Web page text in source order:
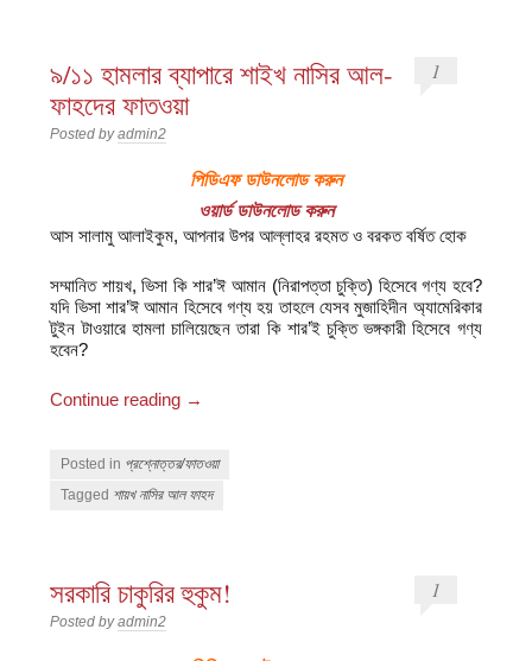
৯/১১ হামলার ব্যাপারে শাইখ নাসির আল-
ফাহদের ফাতওয়া
Posted byadmin2
1
পিডিএফ ডাউনলোড করুন
ওয়ার্ড ডাউনলোড করুন
আস সালামু আলাইকুম, আপনার উপর আল্লাহর রহমত ও বরকত বর্ষিত হোক
সম্মানিত শায়খ, ভিসা কি শার’ঈ আমান (নিরাপত্তা চুক্তি) হিসেবে গণ্য হবে?
যদি ভিসা শার’ঈ আমান হিসেবে গণ্য হয় তাহলে যেসব মুজাহিদীন অ্যামেরিকার
টুইন টাওয়ারে হামলা চালিয়েছেন তারা কি শার’ই চুক্তি ভঙ্গকারী হিসেবে গণ্য
হবেন?
Continue reading →
Posted in প্রশ্নোত্তর/ফাতওয়া
Tagged শায়খ নাসির আল ফাহদ
সরকারি চাকুরির হুকুম!
Posted byadmin2
1